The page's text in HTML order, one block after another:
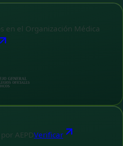
en el Organización Médica
AEPDVerificar